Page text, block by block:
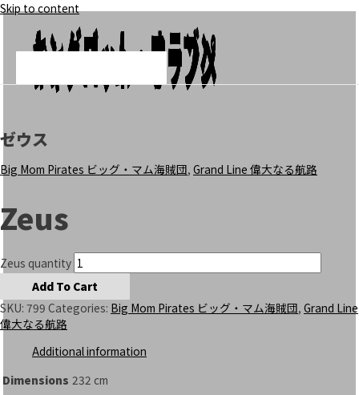
Skip to content
ゼウス
Big Mom Pirates ビッグ・マム海賊団, Grand Line 偉大なる航路
Zeus
Zeus quantity
Add To Cart
SKU: 799 Categories: Big Mom Pirates ビッグ・マム海賊団, Grand Line
偉大なる航路
Additional information
Dimensions 232 cm
シャーロット・フランペ
Add To Cart
キングバーム
Add To Cart
シャーロット・オーブン
Add To Cart